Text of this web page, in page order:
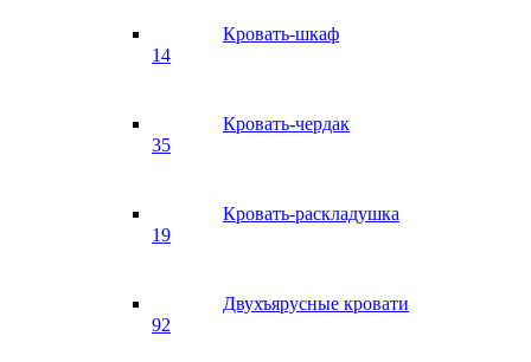
Кровать-шкаф
14
Кровать-чердак
35
Кровать-раскладушка
19
Двухъярусные кровати
92